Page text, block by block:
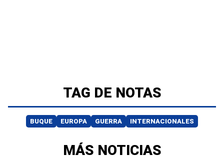
TAG DE NOTAS
BUQUE EUROPA GUERRA INTERNACIONALES
MÁS NOTICIAS